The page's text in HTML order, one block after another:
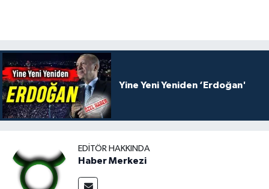
Yine Yeni Yeniden ‘Erdoğan'
EDITÖR HAKKINDA
Haber Merkezi